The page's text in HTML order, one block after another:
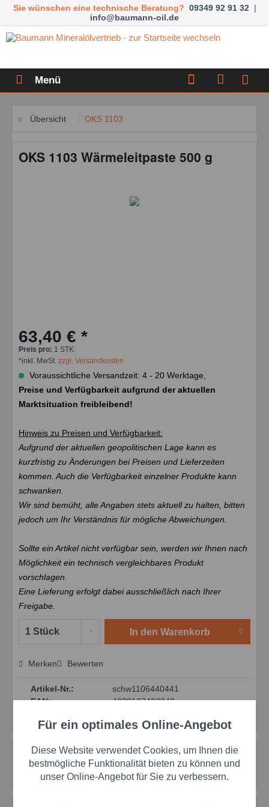
Sie wünschen eine technische Beratung? 09349 92 91 32 |
info@baumann-oil.de
Menü
Übersicht OKS 1103
OKS 1103 Wärmeleitpaste 500 g
63,40 € *
Preis pro: 1 STK.
*inkl. MwSt. zzgl. Versandkosten
Voraussichtliche Versandzeit: 4 - 20 Werktage,
Preise und Verfügbarkeit aufgrund der aktuellen
Marktsituation freibleibend!
Hinweis zu Preisen und Verfügbarkeit:
Aufgrund der aktuellen geopolitischen Lage kann es
kurzfristig zu Änderungen bei Preisen und Lieferzeiten
kommen. Auch die Verfügbarkeit einzelner Produkte kann
schwanken.
Wir sind bemüht, alle Angaben stets aktuell zu halten, bitten
jedoch um Ihr Verständnis für mögliche Abweichungen.
Sollte ein Artikel nicht verfügbar sein, werden wir Ihnen nach
Möglichkeit ein technisch vergleichbares Produkt
vorschlagen.
Eine Lieferung erfolgt dabei ausschließlich nach Ihrer
Freigabe.
In den Warenkorb
Preis anfragen
Merken Bewerten
Artikel-Nr.:
schw1106440441
EAN:
4038127402342
Beschreibung
Weitere technische Produktinformationen erhalten Sie über
diesen OKS 1103 Link.mehr
Funktionale Aktiv
Marketing Aktiv
Für ein optimales Online-Angebot
Diese Website verwendet Cookies, um Ihnen die
bestmögliche Funktionalität bieten zu können und
unser Online-Angebot für Sie zu verbessern.